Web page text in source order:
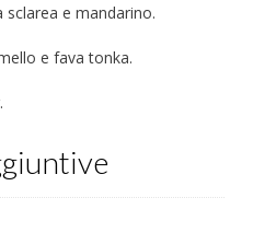
e mandarino.
e fava tonka.